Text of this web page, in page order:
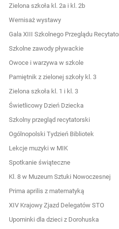
Zielona szkoła kl. 2a i kl. 2b
Wernisaż wystawy
Gala XIII Szkolnego Przeglądu
Szkolne zawody pływackie
Owoce i warzywa w szkole
Pamiętnik z zielonej szkoły kl. 3
Zielona szkoła kl. 1 i kl. 3
Świetlicowy Dzień Dziecka
Szkolny przegląd recytatorski
Ogólnopolski Tydzień Bibliotek
Lekcje muzyki w MIK
Spotkanie świąteczne
Kl. 8 w Muzeum Sztuki Nowoczesnej
Prima aprilis z matematyką
XIV Krajowy Zjazd Delegatów STO
Upominki dla dzieci z Dorohuska